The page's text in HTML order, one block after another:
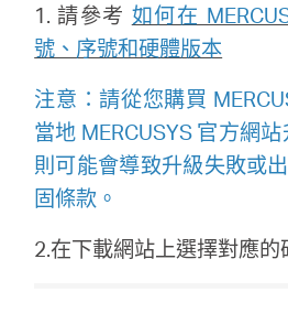
1. 請參考 如何在
號、序號和硬體版本
注意：請從您購買
當地 MERCUSYS 官方網
則可能會導致升級失敗或
固條款。
2.在下載網站上選擇對應的